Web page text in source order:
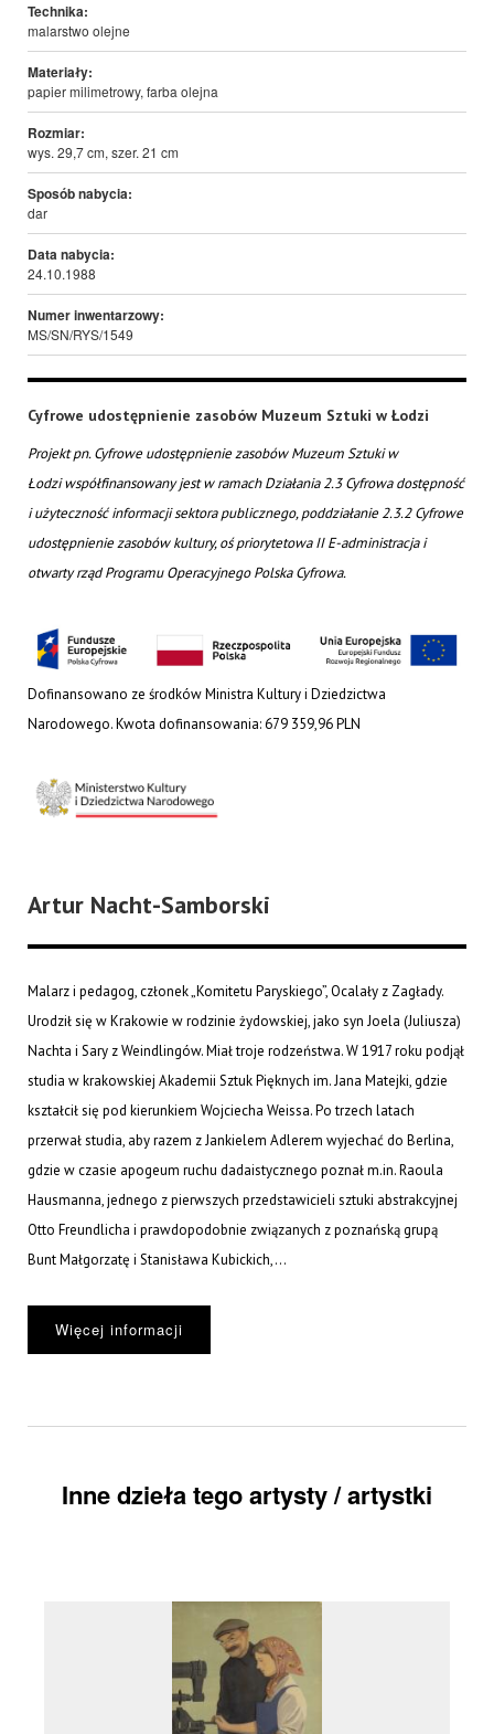
Technika:
malarstwo olejne
Materiały:
papier milimetrowy, farba olejna
Rozmiar:
wys. 29,7 cm, szer. 21 cm
Sposób nabycia:
dar
Data nabycia:
24.10.1988
Numer inwentarzowy:
MS/SN/RYS/1549
Cyfrowe udostępnienie zasobów Muzeum Sztuki w Łodzi
Projekt pn. Cyfrowe udostępnienie zasobów Muzeum Sztuki w
Łodzi współfinansowany jest w ramach Działania 2.3 Cyfrowa dostępność
i użyteczność informacji sektora publicznego, poddziałanie 2.3.2 Cyfrowe
udostępnienie zasobów kultury, oś priorytetowa II E-administracja i
otwarty rząd Programu Operacyjnego Polska Cyfrowa.
Dofinansowano ze środków Ministra Kultury i Dziedzictwa
Narodowego. Kwota dofinansowania: 679 359,96 PLN
Artur Nacht-Samborski
Malarz i pedagog, członek „Komitetu Paryskiego”, Ocalały z Zagłady.
Urodził się w Krakowie w rodzinie żydowskiej, jako syn Joela (Juliusza)
Nachta i Sary z Weindlingów. Miał troje rodzeństwa. W 1917 roku podjął
studia w krakowskiej Akademii Sztuk Pięknych im. Jana Matejki, gdzie
kształcił się pod kierunkiem Wojciecha Weissa. Po trzech latach
przerwał studia, aby razem z Jankielem Adlerem wyjechać do Berlina,
gdzie w czasie apogeum ruchu dadaistycznego poznał m.in. Raoula
Hausmanna, jednego z pierwszych przedstawicieli sztuki abstrakcyjnej
Otto Freundlicha i prawdopodobnie związanych z poznańską grupą
Bunt Małgorzatę i Stanisława Kubickich,...
Więcej informacji
Inne dzieła tego artysty / artystki